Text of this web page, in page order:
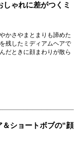
ゃれに差がつくミ
かさやまとまりも諦めた
残したミディアムヘアで
だときに顔まわりが散ら
ショートボブの“顔